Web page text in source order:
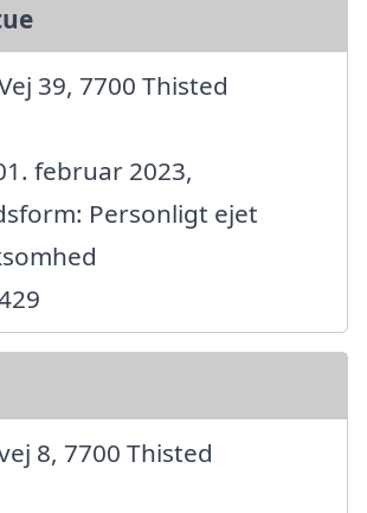
39, 7700 Thisted
februar 2023,
Personligt ejet
8, 7700 Thisted